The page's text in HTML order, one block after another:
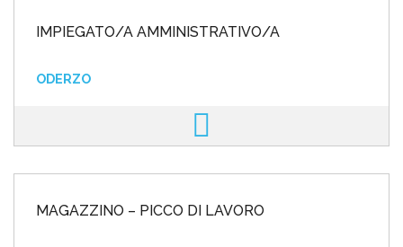
IMPIEGATO/A AMMINISTRATIVO/A
ODERZO
MAGAZZINO – PICCO DI LAVORO